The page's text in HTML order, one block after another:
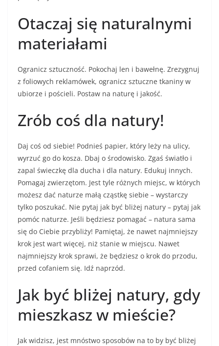
Otaczaj się naturalnymi
materiałami
Ogranicz sztuczność. Pokochaj len i bawełnę. Zrezygnuj
z foliowych reklamówek, ogranicz sztuczne tkaniny w
ubiorze i pościeli. Postaw na naturę i jakość.
Zrób coś dla natury!
Daj coś od siebie! Podnieś papier, który leży na ulicy,
wyrzuć go do kosza. Dbaj o środowisko. Zgaś światło i
zapal świeczkę dla ducha i dla natury. Edukuj innych.
Pomagaj zwierzętom. Jest tyle różnych miejsc, w których
możesz dać naturze małą cząstkę siebie – wystarczy
tylko poszukać. Nie pytaj jak być bliżej natury – pytaj jak
pomóc naturze. Jeśli będziesz pomagać – natura sama
się do Ciebie przybliży! Pamiętaj, że nawet najmniejszy
krok jest wart więcej, niż stanie w miejscu. Nawet
najmniejszy krok sprawi, że będziesz o krok do przodu,
przed cofaniem się. Idź naprzód.
Jak być bliżej natury, gdy
mieszkasz w mieście?
Jak widzisz, jest mnóstwo sposobów na to by być bliżej